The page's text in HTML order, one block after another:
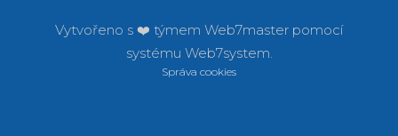
Vytvořeno s ❤️ týmem Web7master pomocí
systému Web7system.
Správa cookies